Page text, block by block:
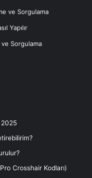
ve Sorgulama
Yapılır
ve Sorgulama
2025
Crosshair Kodları)